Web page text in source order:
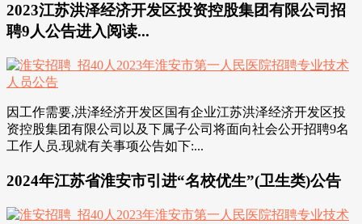
2023江苏洪泽经济开发区投资控股集团有限公司招
聘9人公告进入阅读...
因工作需要,洪泽经济开发区国有企业江苏洪泽经济开发区投
资控股集团有限公司以及下属子公司将面向社会公开招聘9名
工作人员.现就有关事项公告如下:...
2024年江苏省淮安市引进“名校优生”(卫生类)公告